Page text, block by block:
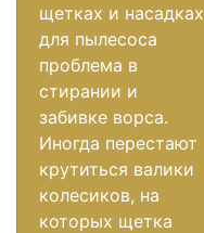
щетках и насадках
для пылесоса
проблема в
стирании и
забивке ворса.
Иногда перестают
крутиться валики
колесиков, на
которых щетка